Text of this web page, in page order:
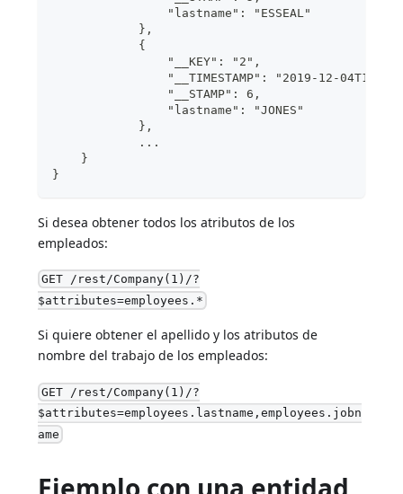
                "lastname": "ESSEAL"
            },
            {
                "__KEY": "2",
"__TIMESTAMP": "2019-12-
                "__STAMP": 6,
                "lastname": "JONES"
            },
            ...
    }
}
Si desea obtener todos los atributos de los
empleados:
GET /rest/Company(1)/?
$attributes=employees.*
Si quiere obtener el apellido y los atributos de
nombre del trabajo de los empleados:
GET /rest/Company(1)/?
$attributes=employees.lastname,employees.jobn
ame